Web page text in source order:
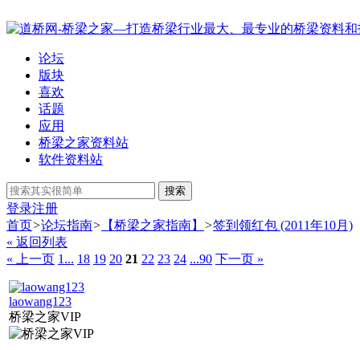
论坛
版块
喜欢
话题
应用
桥梁之家资料站
软件资料站
搜索
登录注册
首页>论坛指南> 【桥梁之家指南】 >签到领红包 (2011年10月)
« 返回列表
« 上一页 1... 18 19 20 21 22 23 24 ...90 下一页 »
laowang123
桥梁之家VIP